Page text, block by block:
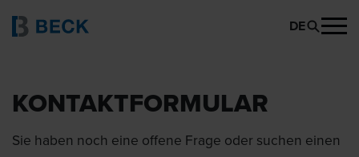
DE
KONTAKTFORMULAR
Sie haben noch eine offene Frage oder suchen einen